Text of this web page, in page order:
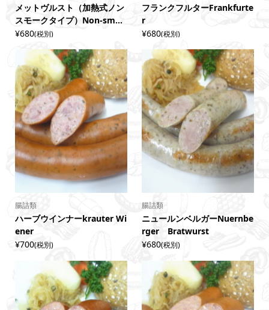
メットヴルスト（加熱式ノン
スモークタイプ）Non-sm...
¥680(税別)
フランクフルターFrankfurte
r
¥680(税別)
腸詰類
ハーブウインナーkrauter Wi
ener
¥700(税別)
腸詰類
ニュールンベルガーNuernbe
rger Bratwurst
¥680(税別)